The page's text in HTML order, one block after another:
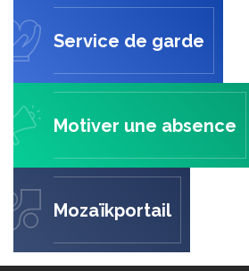
Service de garde
Motiver une absence
Mozaïkportail